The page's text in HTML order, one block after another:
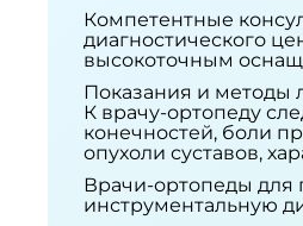
Компетентные
диагностического
высокоточным
Показания и методы
К врачу-ортопеду
конечностей, боли
опухоли суставов,
Врачи-ортопеды для
инструментальную